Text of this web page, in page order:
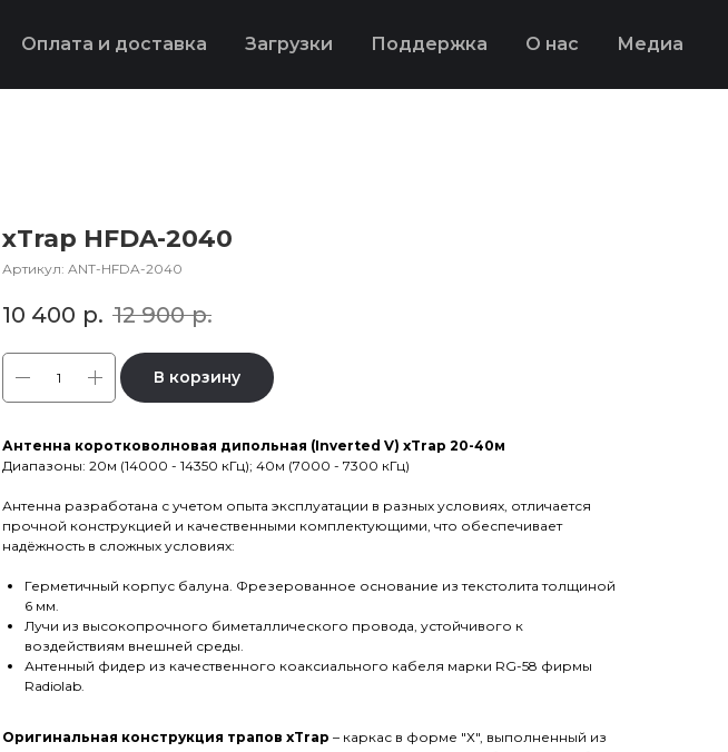
Оплата и доставка Загрузки Поддержка О нас Медиа
xTrap HFDA-2040
Артикул: ANT-HFDA-2040
10 400 р. 12 900 р.
В корзину
Антенна коротковолновая дипольная (Inverted V) xTrap 20-40м
Диапазоны: 20м (14000 - 14350 кГц); 40м (7000 - 7300 кГц)
Антенна разработана с учетом опыта эксплуатации в разных условиях, отличается
прочной конструкцией и качественными комплектующими, что обеспечивает
надёжность в сложных условиях:
Герметичный корпус балуна. Фрезерованное основание из текстолита толщиной
6 мм.
Лучи из высокопрочного биметаллического провода, устойчивого к
воздействиям внешней среды.
Антенный фидер из качественного коаксиального кабеля марки RG-58 фирмы
Radiolab.
Оригинальная конструкция трапов xTrap – каркас в форме "Х", выполненный из